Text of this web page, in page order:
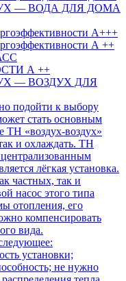
— ВОДА ДЛЯ ДОМА
А+++
А ++
А ++
— ВОЗДУХ ДЛЯ
подойти к выбору
стать основным
ТН «воздух-воздух»
и охлаждать. ТН
централизованным
лёгкая установка.
частных, так и
насос этого типа
отопления, его
компенсировать
вида.
установки;
не нужно